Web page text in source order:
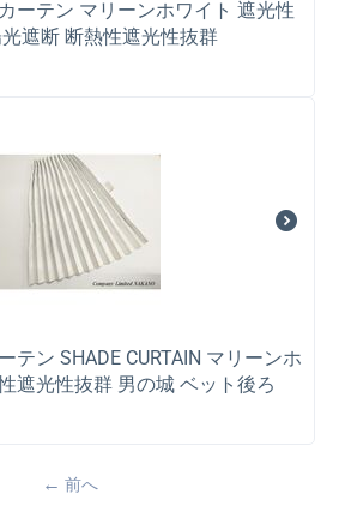
ーテン マリーンホワイト 遮光性
遮断 断熱性遮光性抜群
テン SHADE CURTAIN マリーンホ
遮光性抜群 男の城 ベット後ろ
前へ